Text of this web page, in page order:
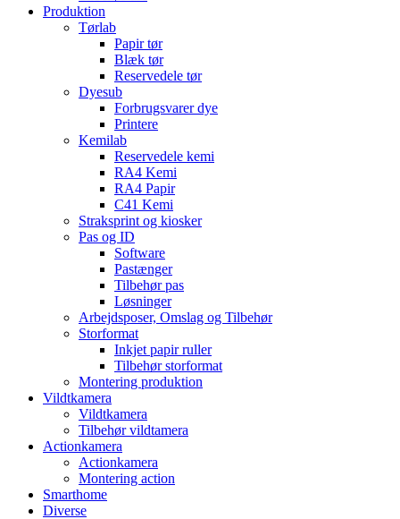
Produktion
Tørlab
Papir tør
Blæk tør
Reservedele tør
Dyesub
Forbrugsvarer dye
Printere
Kemilab
Reservedele kemi
RA4 Kemi
RA4 Papir
C41 Kemi
Straksprint og kiosker
Pas og ID
Software
Pastænger
Tilbehør pas
Løsninger
Arbejdsposer, Omslag og Tilbehør
Storformat
Inkjet papir ruller
Tilbehør storformat
Montering produktion
Vildtkamera
Vildtkamera
Tilbehør vildtamera
Actionkamera
Actionkamera
Montering action
Smarthome
Diverse